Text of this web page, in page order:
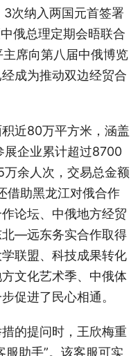
次纳入两国元首签署
俄总理定期会晤联合
席向第八届中俄博览
成为推动双边经贸合
近80万平方米，涵盖
展企业累计超过8700
余人次，交易总金额
借助黑龙江对俄合作
论坛、中俄地方经贸
北—远东务实合作取得
联盟、科技成果转化
文化艺术季、中俄体
促进了民心相通。
的提问时，王欣梅重
服助手”。该客服可实